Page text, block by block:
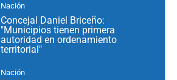
Nación
Concejal Daniel Briceño:
"Municipios tienen primera
autoridad en ordenamiento
territorial"
Nación